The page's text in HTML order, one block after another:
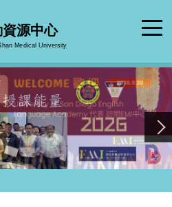
源中心
Medical University